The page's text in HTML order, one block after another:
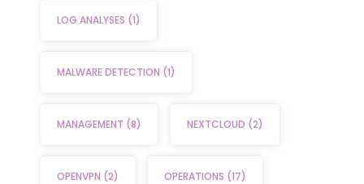
LOG ANALYSES (1)
MALWARE DETECTION (1)
MANAGEMENT (8) NEXTCLOUD (2)
OPENVPN (2) OPERATIONS (17)